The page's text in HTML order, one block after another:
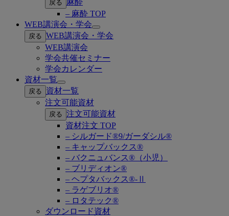
戻る
麻酔
– 麻酔 TOP
WEB講演会・学会
Open
submenu
戻る WEB講演会・学会
WEB講演会
学会共催セミナー
学会カレンダー
資材一覧
Open
submenu
戻る
資材一覧
注文可能資材
戻る 注文可能資材
資材注文 TOP
– シルガード®9/ガーダシル®
– キャップバックス®
– バクニュバンス®（小児）
– ブリディオン®
– ヘプタバックス®-Ⅱ
– ラゲブリオ®
– ロタテック®
ダウンロード資材